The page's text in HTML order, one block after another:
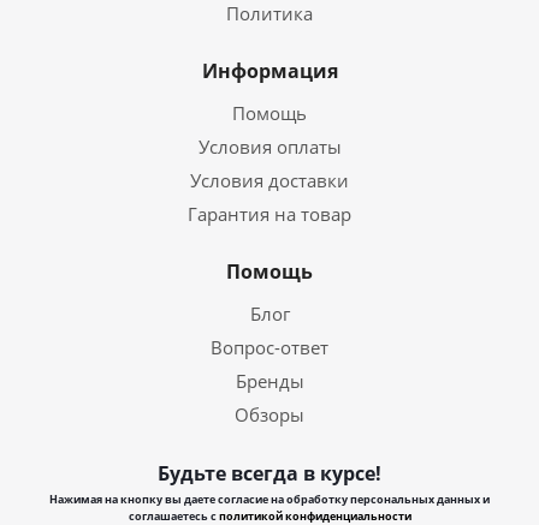
Политика
Информация
Помощь
Условия оплаты
Условия доставки
Гарантия на товар
Помощь
Блог
Вопрос-ответ
Бренды
Обзоры
Будьте всегда в курсе!
Нажимая на кнопку вы даете согласие на обработку персональных данных и
соглашаетесь сполитикой конфиденциальности